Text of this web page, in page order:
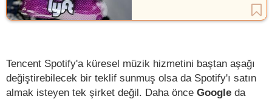
Tencent Spotify'a küresel müzik hizmetini baştan aşağı
değiştirebilecek bir teklif sunmuş olsa da Spotify'ı satın
almak isteyen tek şirket değil. Daha önce Google da